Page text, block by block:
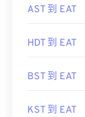
AST 到 EAT
HDT 到 EAT
BST 到 EAT
KST 到 EAT